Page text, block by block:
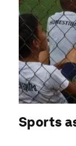
Sports